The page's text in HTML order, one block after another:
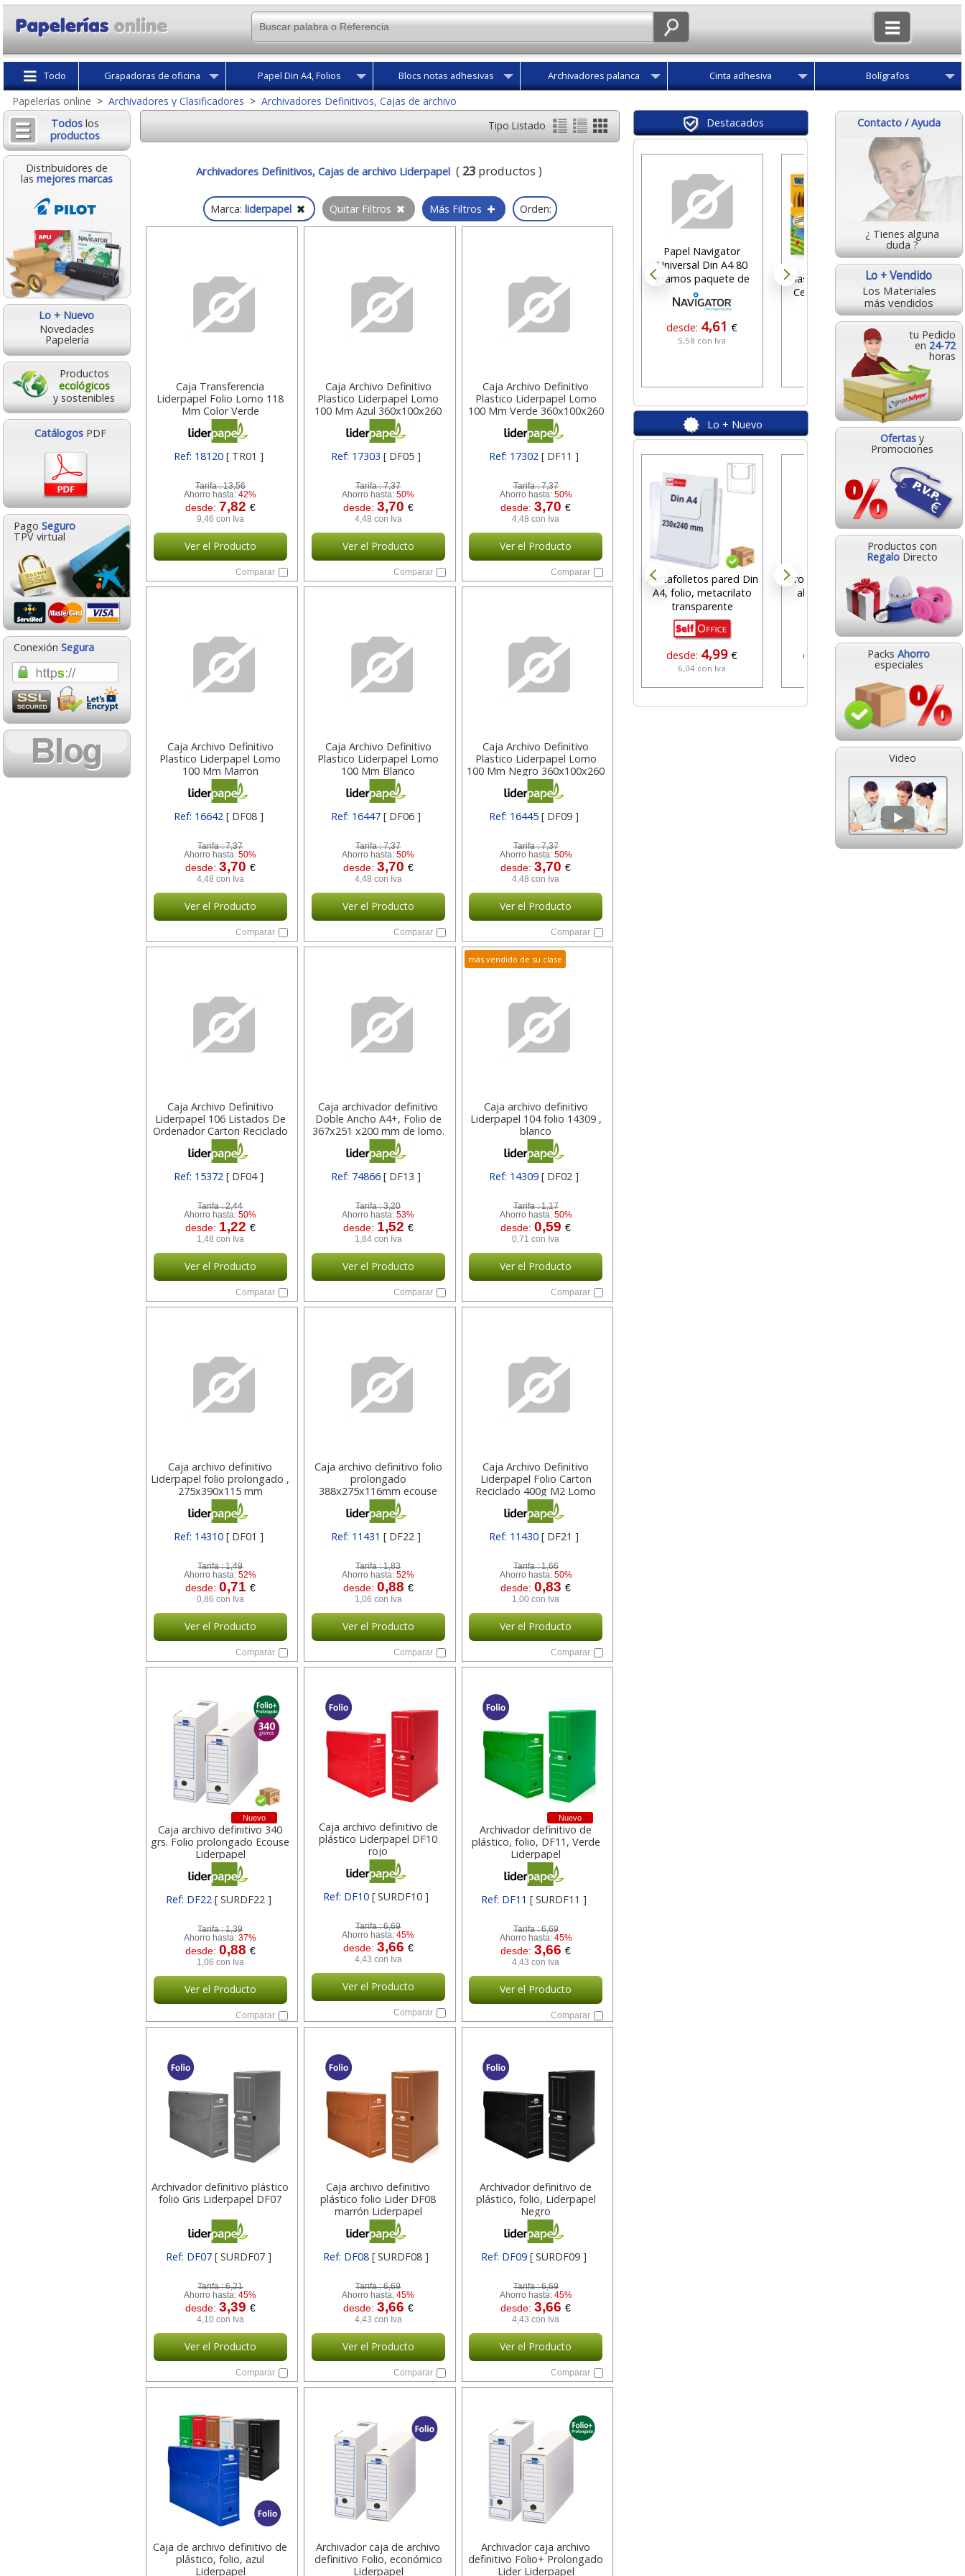
Todo Grapadoras de oficina Papel Din A4, Folios Blocs notas adhesivas Archivadores palanca Cinta adhesiva Bolígrafos
Papelerías online > Archivadores y Clasificadores > Archivadores Definitivos, Cajas de archivo
Todos los
productos
Distribuidores de
las mejores marcas
Lo + Nuevo
Novedades
Papelería
Productos
ecológicos
y sostenibles
CatálogosPDF
Pago Seguro
TPV virtual
Conexión Segura
Contacto / Ayuda
¿ Tienes alguna
duda ?
Lo + Vendido
Los Materiales
más vendidos
tu Pedido
en 24-72
horas
Ofertas y
Promociones
Productos con
Regalo Directo
Packs Ahorro
especiales
Video
Tipo Listado
Archivadores Definitivos, Cajas de archivo Liderpapel ( 23 productos )
Marca: liderpapel Quitar Filtros Más Filtros Orden:
Caja Transferencia
Liderpapel Folio Lomo 118
Mm Color Verde
390x118x260 Mm 18120
Ref: 18120 [ TR01 ]
Tarifa :13,56
Ahorro hasta:42%
desde: 7,82 €
9,46 con Iva
Ver el Producto
Comparar
Caja Archivo Definitivo
Plastico Liderpapel Lomo
100 Mm Azul 360x100x260
Mm 17303
Ref: 17303[ DF05 ]
Tarifa :7,37
Ahorro hasta:50%
desde: 3,70 €
4,48 con Iva
Ver el Producto
Comparar
Caja Archivo Definitivo
Plastico Liderpapel Lomo
100 Mm Verde 360x100x260
Mm 17302
Ref: 17302[ DF11 ]
Tarifa :7,37
Ahorro hasta: 50%
desde:3,70€
4,48 con Iva
Ver el Producto
Comparar
Caja Archivo Definitivo
Plastico Liderpapel Lomo
100 Mm Marron
360x100x260 Mm 16642
Ref: 16642 [ DF08 ]
Tarifa :7,37
Ahorro hasta:50%
desde: 3,70 €
4,48 con Iva
Ver el Producto
Comparar
Caja Archivo Definitivo
Plastico Liderpapel Lomo
100 Mm Blanco
360x100x260 Mm 16447
Ref: 16447[ DF06 ]
Tarifa :7,37
Ahorro hasta:50%
desde: 3,70 €
4,48 con Iva
Ver el Producto
Comparar
Caja Archivo Definitivo
Plastico Liderpapel Lomo
100 Mm Negro 360x100x260
Mm 16445
Ref: 16445[ DF09 ]
Tarifa :7,37
Ahorro hasta: 50%
desde:3,70€
4,48 con Iva
Ver el Producto
Comparar
Caja Archivo Definitivo
Liderpapel 106 Listados De
Ordenador Carton Reciclado
325g M2 15372 , Blanco
Ref: 15372 [ DF04 ]
Tarifa :2,44
Ahorro hasta:50%
desde: 1,22 €
1,48 con Iva
Ver el Producto
Comparar
Caja archivador definitivo
Doble Ancho A4+, Folio de
367x251 x200 mm de lomo.
Liderpapel
Ref: 74866[ DF13 ]
Tarifa :3,20
Ahorro hasta:53%
desde: 1,52 €
1,84 con Iva
Ver el Producto
Comparar
más vendido de su clase
Caja archivo definitivo
Liderpapel 104 folio 14309 ,
blanco
Ref: 14309[ DF02 ]
Tarifa :1,17
Ahorro hasta: 50%
desde:0,59€
0,71 con Iva
Ver el Producto
Comparar
Caja archivo definitivo
Liderpapel folio prolongado ,
275x390x115 mm
Ref: 14310 [ DF01 ]
Tarifa :1,49
Ahorro hasta:52%
desde: 0,71 €
0,86 con Iva
Ver el Producto
Comparar
Caja archivo definitivo folio
prolongado
388x275x116mm ecouse
100% reciclado 340 grs
Liderpapel
Ref: 11431[ DF22 ]
Tarifa :1,83
Ahorro hasta:52%
desde: 0,88 €
1,06 con Iva
Ver el Producto
Comparar
Caja Archivo Definitivo
Liderpapel Folio Carton
Reciclado 400g M2 Lomo
100 Mm 11430
Ref: 11430[ DF21 ]
Tarifa :1,66
Ahorro hasta: 50%
desde:0,83€
1,00 con Iva
Ver el Producto
Comparar
Nuevo
Caja archivo definitivo 340
grs. Folio prolongado Ecouse
Liderpapel
Ref: DF22 [ SURDF22 ]
Tarifa :1,39
Ahorro hasta:37%
desde: 0,88 €
1,06 con Iva
Ver el Producto
Comparar
Caja archivo definitivo de
plástico Liderpapel DF10
rojo
Ref: DF10[ SURDF10 ]
Tarifa :6,69
Ahorro hasta:45%
desde: 3,66 €
4,43 con Iva
Ver el Producto
Comparar
Nuevo
Archivador definitivo de
plástico, folio, DF11, Verde
Liderpapel
Ref: DF11[ SURDF11 ]
Tarifa :6,69
Ahorro hasta: 45%
desde:3,66€
4,43 con Iva
Ver el Producto
Comparar
Archivador definitivo plástico
folio Gris Liderpapel DF07
Ref: DF07 [ SURDF07 ]
Tarifa :6,21
Ahorro hasta:45%
desde: 3,39 €
4,10 con Iva
Ver el Producto
Comparar
Caja archivo definitivo
plástico folio Lider DF08
marrón Liderpapel
Ref: DF08[ SURDF08 ]
Tarifa :6,69
Ahorro hasta:45%
desde: 3,66 €
4,43 con Iva
Ver el Producto
Comparar
Archivador definitivo de
plástico, folio, Liderpapel
Negro
Ref: DF09[ SURDF09 ]
Tarifa :6,69
Ahorro hasta: 45%
desde:3,66€
4,43 con Iva
Ver el Producto
Comparar
Caja de archivo definitivo de
plástico, folio, azul
Liderpapel
Archivador caja de archivo
definitivo Folio, económico
Liderpapel
Archivador caja archivo
definitivo Folio+ Prolongado
Lider Liderpapel
Destacados
Papel Navigator
Universal Din A4 80
gramos paquete de
500 hojas, ultra
desde: 4,61 €
5,58 con Iva
Plastidecor 24 colores,
Ceras Duras Bic Kids
4,96 €
6,00 con Iva
Folio
Lo + Nuevo
Portafolletos pared Din
A4, folio, metacrilato
transparente
desde: 4,99 €
6,04 con Iva
Brother LC-422val Pack
ahorro 4 cartuchos
LC422VAL
desde: 54,90 €
fluor